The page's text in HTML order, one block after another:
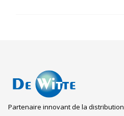
Partenaire innovant de la distribution